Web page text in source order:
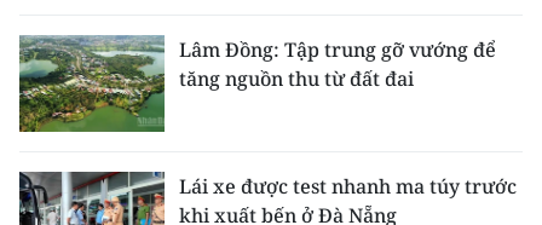
Lâm Đồng: Tập trung gỡ vướng để
tăng nguồn thu từ đất đai
Lái xe được test nhanh ma túy trước
khi xuất bến ở Đà Nẵng